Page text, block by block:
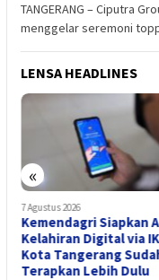
TANGERANG – Ciputra
menggelar seremoni
LENSA HEADLINES
«
7 Agustus 2026
Kemendagri Siapkan
Kelahiran Digital via
Kota Tangerang
Terapkan Lebih Dulu